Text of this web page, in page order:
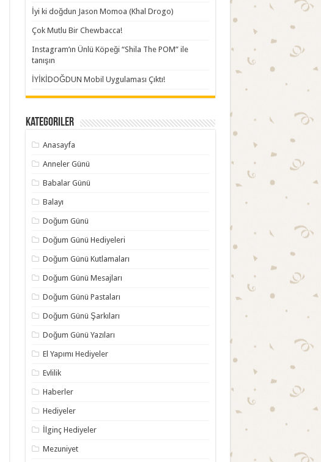
İyi ki doğdun Jason Momoa (Khal Drogo)
Çok Mutlu Bir Chewbacca!
Instagram’ın Ünlü Köpeği “Shila The POM” ile
tanışın
İYİKİDOĞDUN Mobil Uygulaması Çıktı!
Kategoriler
Anasayfa
Anneler Günü
Babalar Günü
Balayı
Doğum Günü
Doğum Günü Hediyeleri
Doğum Günü Kutlamaları
Doğum Günü Mesajları
Doğum Günü Pastaları
Doğum Günü Şarkıları
Doğum Günü Yazıları
El Yapımı Hediyeler
Evlilik
Haberler
Hediyeler
İlginç Hediyeler
Mezuniyet